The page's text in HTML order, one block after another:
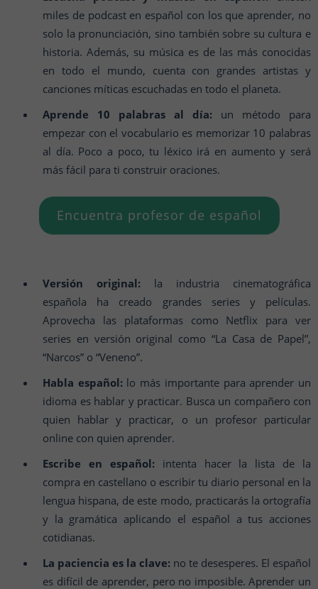
miles de podcast en español con los que aprender, no
solo la pronunciación, sino también sobre su cultura e
historia. Además, su música es de las más conocidas
en todo el mundo, cuenta con grandes artistas y
canciones míticas escuchadas en todo el planeta.
Aprende 10 palabras al día: un método para
empezar con el vocabulario es memorizar 10 palabras
al día. Poco a poco, tu léxico irá en aumento y será
más fácil para ti construir oraciones.
Encuentra profesor de español
Versión original: la industria cinematográfica
española ha creado grandes series y películas.
Aprovecha las plataformas como Netflix para ver
series en versión original como “La Casa de Papel”,
“Narcos” o “Veneno”.
Habla español:lo más importante para aprender un
idioma es hablar y practicar. Busca un compañero con
quien hablar y practicar, o un profesor particular
online con quien aprender.
Escribe en español:intenta hacer la lista de la
compra en castellano o escribir tu diario personal en la
lengua hispana, de este modo, practicarás la ortografía
y la gramática aplicando el español a tus acciones
cotidianas.
La paciencia es la clave: no te desesperes. El español
es difícil de aprender, pero no imposible. Aprender un